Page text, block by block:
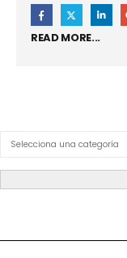
READ MORE...
Product Category Dropdown